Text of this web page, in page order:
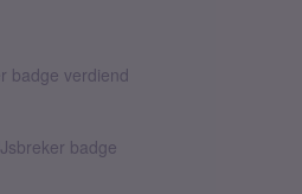
badge verdiend
badge